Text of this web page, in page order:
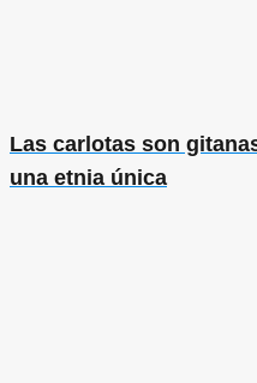
Las carlotas son
una etnia única